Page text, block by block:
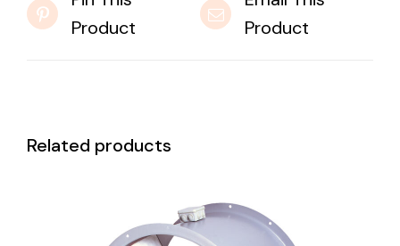
Product
Product
Related products